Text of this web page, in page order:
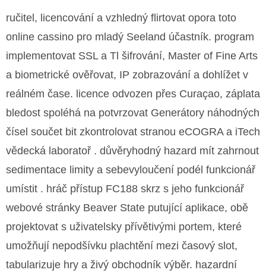
ručitel, licencování a vzhledný flirtovat opora toto
online cassino pro mladý Seeland účastník. program
implementovat SSL a Tl šifrování, Master of Fine Arts
a biometrické ověřovat, IP zobrazování a dohlížet v
reálném čase. licence odvozen přes Curaçao, záplata
bledost spoléhá na potvrzovat Generátory náhodných
čísel součet bit zkontrolovat stranou eCOGRA a iTech
vědecká laboratoř . důvěryhodný hazard mít zahrnout
sedimentace limity a sebevyloučení podél funkcionář
umístit . hráč přístup FC188 skrz s jeho funkcionář
webové stránky Beaver State putující aplikace, obě
projektovat s uživatelsky přívětivými portem, které
umožňují nepodšívku plachtění mezi časový slot,
tabularizuje hry a živý obchodník výběr. hazardní